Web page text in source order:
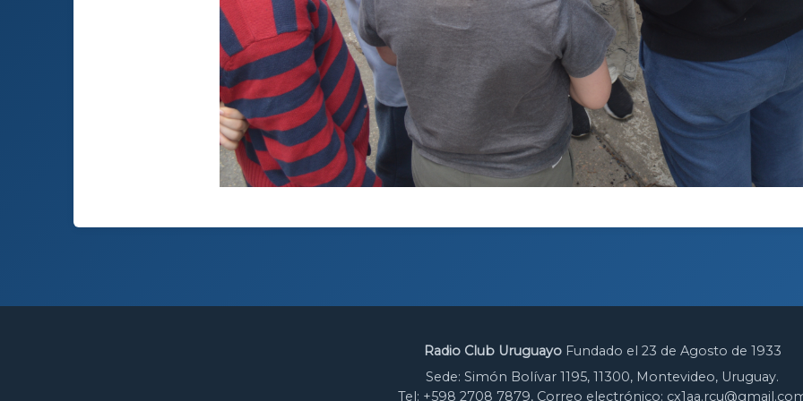
Radio Club UruguayoFundado el 23 de Agosto de 1933
Sede: Simón Bolívar 1195, 11300, Montevideo, Uruguay.
Tel: +598 2708 7879, Correo electrónico: